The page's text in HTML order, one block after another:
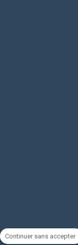
Continuer sans accepter